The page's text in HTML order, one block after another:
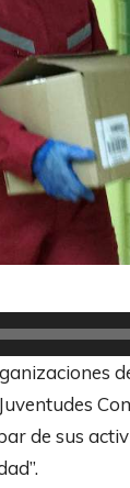
de sus